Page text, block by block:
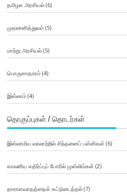
தமிழக அரசியல்(6)
முதலாளித்துவம்(5)
மாற்று அரசியல்(5)
பொருளாதாரம்(4)
இஸ்லாம்(4)
தொகுப்புகள் / தொடர்கள்
இஸ்லாமிய வரலாற்றில் சிந்தனைப் பள்ளிகள் (6)
காலனிய எதிர்ப்புப் போரில் முஸ்லிம்கள் (2)
தாராளவாதத்தைக் கட்டுடைத்தல்(7)